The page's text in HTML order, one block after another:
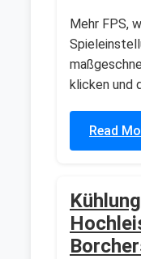
Mehr FPS,
klicken und
Read